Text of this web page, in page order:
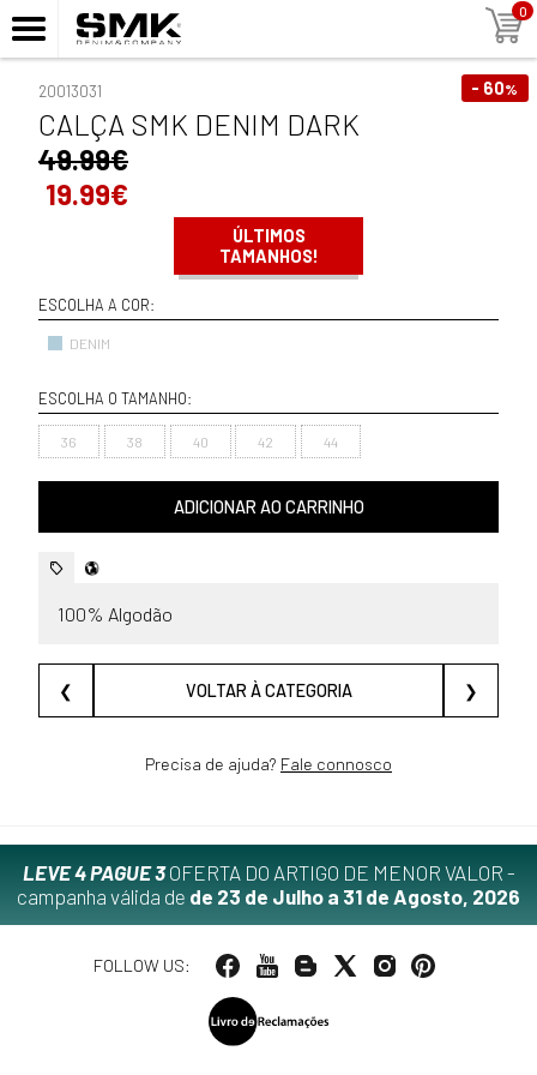
0
- 60%
20013031
CALÇA SMK DENIM DARK
49.99€
19.99€
ÚLTIMOS
TAMANHOS!
ESCOLHA A COR:
DENIM
ESCOLHA O TAMANHO:
36 38 40 42 44
ADICIONAR AO CARRINHO
100% Algodão
❮ VOLTAR À CATEGORIA ❯
Precisa de ajuda? Fale connosco
LEVE 4 PAGUE 3OFERTA DO ARTIGO DE MENOR VALOR -
campanha válida de de 23 de Julho a 31 de Agosto, 2026
FOLLOW US: